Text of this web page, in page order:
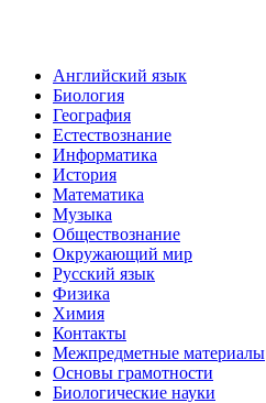
Английский язык
Биология
География
Естествознание
Информатика
История
Математика
Музыка
Обществознание
Окружающий мир
Русский язык
Физика
Химия
Контакты
Межпредметные материалы
Основы грамотности
Биологические науки